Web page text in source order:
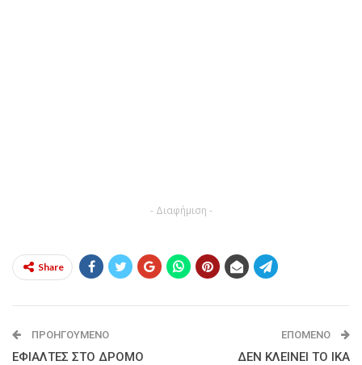
- Διαφήμιση -
Share
ΠΡΟΗΓΟΎΜΕΝΟ
ΕΦΙΑΛΤΕΣ ΣΤΟ ΔΡΟΜΟ
ΕΠΌΜΕΝΟ
ΔΕΝ ΚΛΕΙΝΕΙ ΤΟ ΙΚΑ